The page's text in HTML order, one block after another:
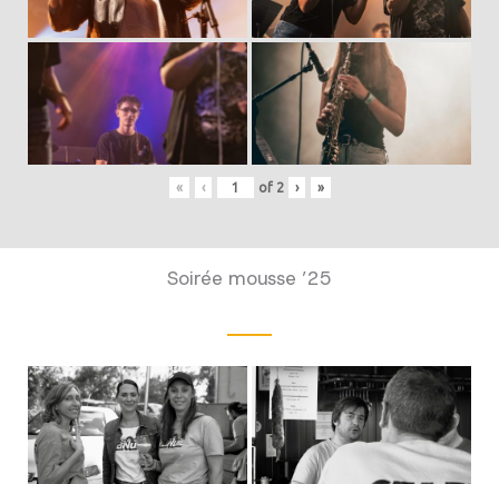
« ‹ of 2 › »
Soirée mousse ’25